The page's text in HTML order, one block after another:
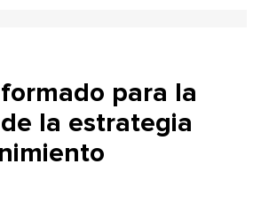
para la
la estrategia